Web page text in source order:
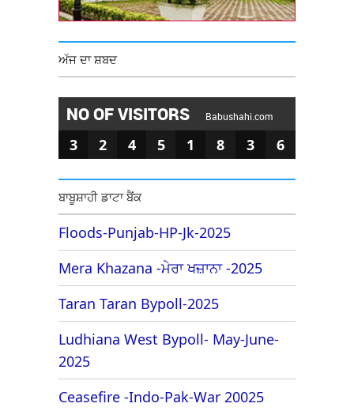
ਅੱਜ ਦਾ ਸ਼ਬਦ
NO OF VISITORS Babushahi.com
3 2 4 5 1 8 3 6
ਬਾਬੂਸ਼ਾਹੀ ਡਾਟਾ ਬੈਂਕ
Floods-Punjab-HP-Jk-2025
Mera Khazana -ਮੇਰਾ ਖਜ਼ਾਨਾ -2025
Taran Taran Bypoll-2025
Ludhiana West Bypoll- May-June-
2025
Ceasefire -Indo-Pak-War 20025